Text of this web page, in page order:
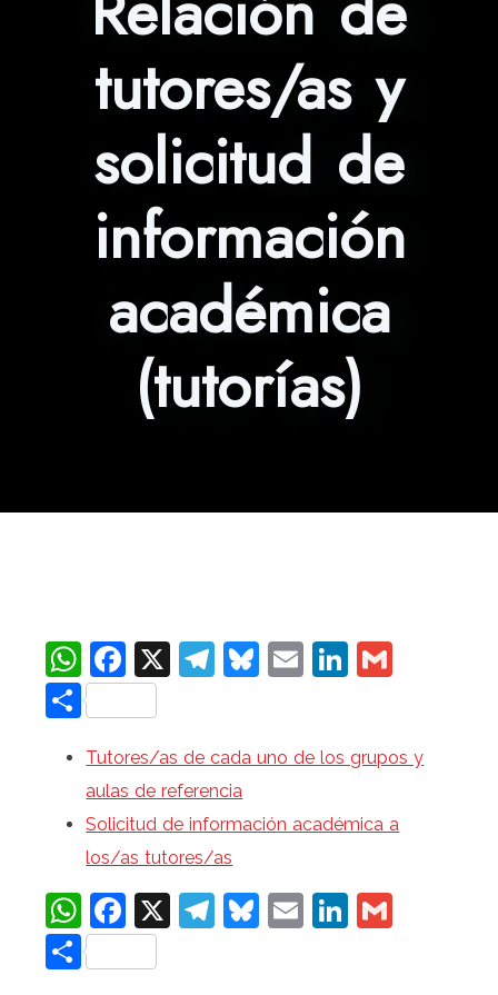
tutores/as y
solicitud de
información
académica
(tutorías)
WhatsApp
Facebook
X Telegram
Bluesky
EmailLinkedIn
Compartir
Tutores/as de cada uno de los grupos y
aulas de referencia
Solicitud de información académica a
los/as tutores/as
WhatsApp
Facebook
X Telegram
Bluesky
EmailLinkedIn
Compartir